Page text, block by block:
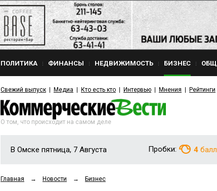
ПОЛИТИКА ФИНАНСЫ НЕДВИЖИМОСТЬ БИЗНЕС
Свежий выпуск Медиа Кто есть кто Интервью Мнения Рейтинги
О том, что происходит на самом деле
В Омске пятница, 7 Августа Пробки: 4
Главная → Новости → Бизнес